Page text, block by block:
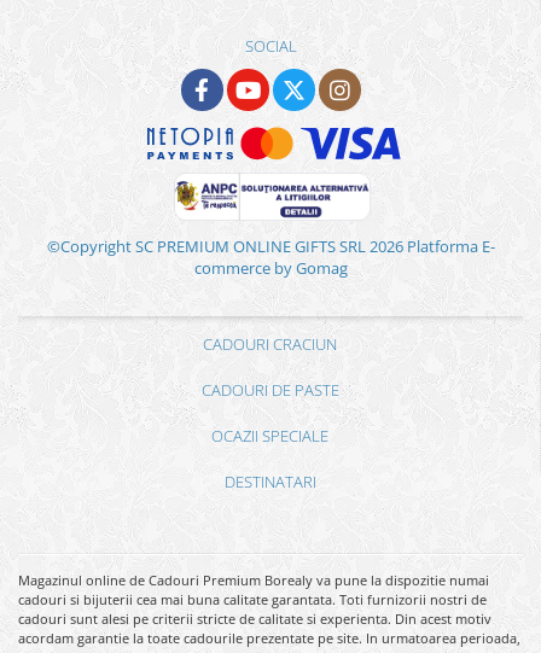
SOCIAL
©Copyright SC PREMIUM ONLINE GIFTS SRL 2026 Platforma E-
commerce by Gomag
CADOURI CRACIUN
CADOURI DE PASTE
OCAZII SPECIALE
DESTINATARI
Magazinul online de Cadouri Premium Borealy va pune la dispozitie numai
cadouri si bijuterii cea mai buna calitate garantata. Toti furnizorii nostri de
cadouri sunt alesi pe criterii stricte de calitate si experienta. Din acest motiv
acordam garantie la toate cadourile prezentate pe site. In urmatoarea perioada,